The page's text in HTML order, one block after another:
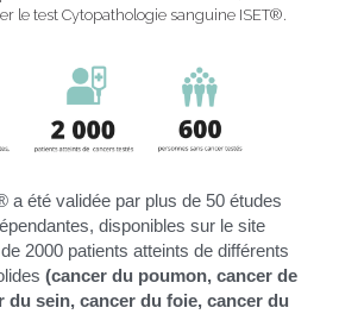
le test Cytopathologie sanguine ISET®.
a été validée par plus de 50 études
2000 patients atteints de différents
(cancer du poumon, cancer de
du sein, cancer du foie, cancer du